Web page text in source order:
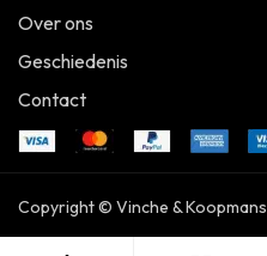
Over ons
Geschiedenis
Contact
Copyright © Vinche & Koopmans